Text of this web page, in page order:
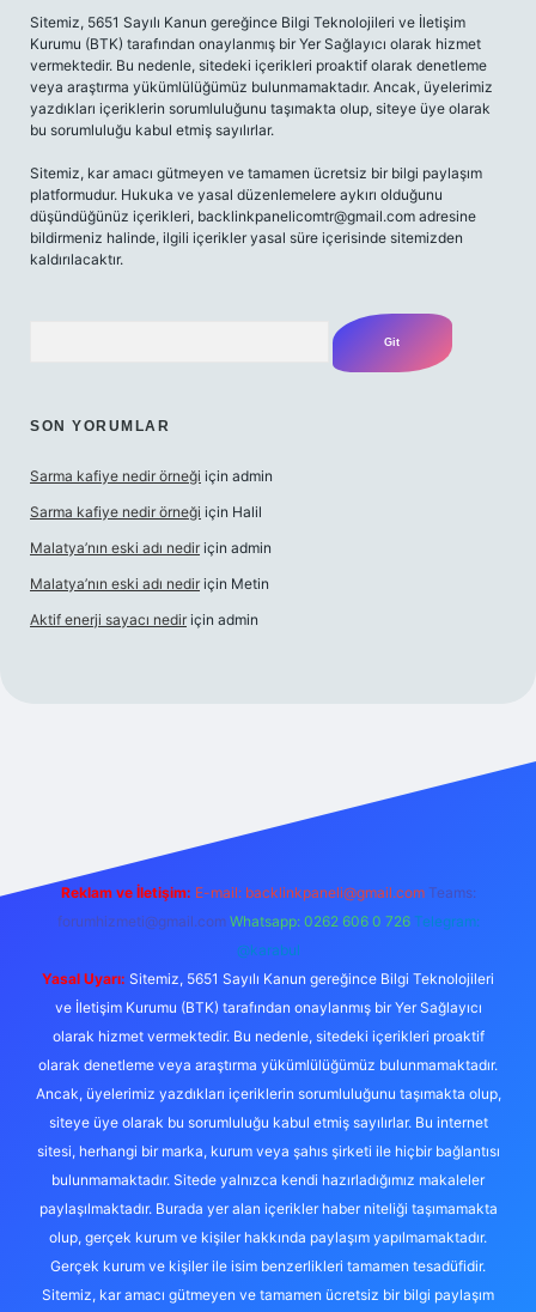
Sitemiz, 5651 Sayılı Kanun gereğince Bilgi Teknolojileri ve İletişim
Kurumu (BTK) tarafından onaylanmış bir Yer Sağlayıcı olarak hizmet
vermektedir. Bu nedenle, sitedeki içerikleri proaktif olarak denetleme
veya araştırma yükümlülüğümüz bulunmamaktadır. Ancak, üyelerimiz
yazdıkları içeriklerin sorumluluğunu taşımakta olup, siteye üye olarak
bu sorumluluğu kabul etmiş sayılırlar.
Sitemiz, kar amacı gütmeyen ve tamamen ücretsiz bir bilgi paylaşım
platformudur. Hukuka ve yasal düzenlemelere aykırı olduğunu
düşündüğünüz içerikleri, backlinkpanelicomtr@gmail.com adresine
bildirmeniz halinde, ilgili içerikler yasal süre içerisinde sitemizden
kaldırılacaktır.
SON YORUMLAR
Sarma kafiye nedir örneği için admin
Sarma kafiye nedir örneği için Halil
Malatya’nın eski adı nedir için admin
Malatya’nın eski adı nedir için Metin
Aktif enerji sayacı nedir için admin
Reklam ve İletişim: E-mail: backlinkpaneli@gmail.com Teams:
forumhizmeti@gmail.com Whatsapp: 0262 606 0 726 Telegram:
@karabul
Yasal Uyarı: Sitemiz, 5651 Sayılı Kanun gereğince Bilgi Teknolojileri
ve İletişim Kurumu (BTK) tarafından onaylanmış bir Yer Sağlayıcı
olarak hizmet vermektedir. Bu nedenle, sitedeki içerikleri proaktif
olarak denetleme veya araştırma yükümlülüğümüz bulunmamaktadır.
Ancak, üyelerimiz yazdıkları içeriklerin sorumluluğunu taşımakta olup,
siteye üye olarak bu sorumluluğu kabul etmiş sayılırlar. Bu internet
sitesi, herhangi bir marka, kurum veya şahıs şirketi ile hiçbir bağlantısı
bulunmamaktadır. Sitede yalnızca kendi hazırladığımız makaleler
paylaşılmaktadır. Burada yer alan içerikler haber niteliği taşımamakta
olup, gerçek kurum ve kişiler hakkında paylaşım yapılmamaktadır.
Gerçek kurum ve kişiler ile isim benzerlikleri tamamen tesadüfidir.
Sitemiz, kar amacı gütmeyen ve tamamen ücretsiz bir bilgi paylaşım